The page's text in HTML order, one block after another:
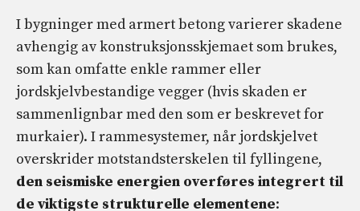
I bygninger med armert betong varierer skadene
avhengig av konstruksjonsskjemaet som brukes,
som kan omfatte enkle rammer eller
jordskjelvbestandige vegger (hvis skaden er
sammenlignbar med den som er beskrevet for
murkaier). I rammesystemer, når jordskjelvet
overskrider motstandsterskelen til fyllingene,
den seismiske energien overføres integrert til
de viktigste strukturelle elementene: